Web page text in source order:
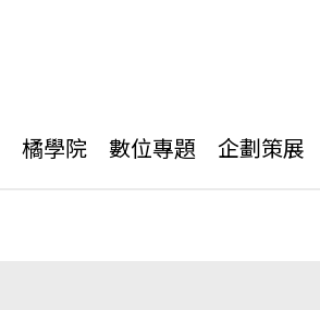
橘學院 數位專題 企劃策展